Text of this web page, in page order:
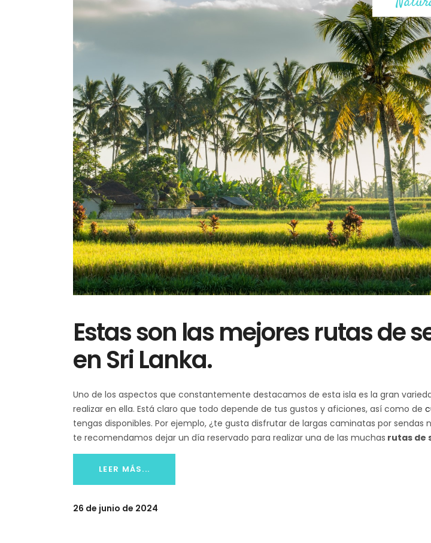
Estas son las mejores rutas de
en Sri Lanka.
Uno de los aspectos que constantemente destacamos de esta isla es la gran
realizar en ella. Está claro que todo depende de tus gustos y aficiones, así como de
tengas disponibles. Por ejemplo, ¿te gusta disfrutar de largas caminatas por sendas
te recomendamos dejar un día reservado para realizar una de las muchas rutas de
LEER MÁS...
26 de junio de 2024